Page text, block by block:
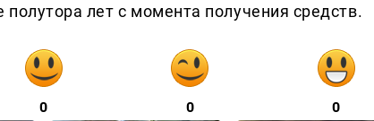
лет с момента получения средств.
0 0 0